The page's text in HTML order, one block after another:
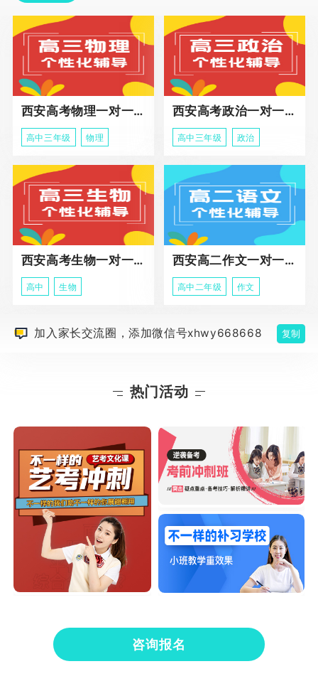
西安高考物理一对一辅导课程
高中三年级 物理
西安高考政治一对一辅导课程
高中三年级 政治
西安高考生物一对一辅导
高中 生物
西安高二作文一对一辅导课程
高中二年级 作文
加入家长交流圈，添加微信号xhwy668668 复制
热门活动
咨询报名